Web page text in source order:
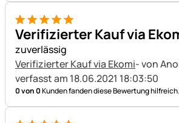
5 von 5
Verifizierter Kauf via
zuverlässig
Verifizierter Kauf via Ekomi- von
verfasst am 18.06.2021 18:03:50
0 von 0Kunden fanden diese Bewertung hilfreich.